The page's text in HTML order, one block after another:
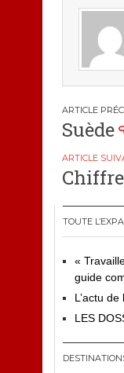
de
Suède
TOUTE
«
guide
L’actu de
LES